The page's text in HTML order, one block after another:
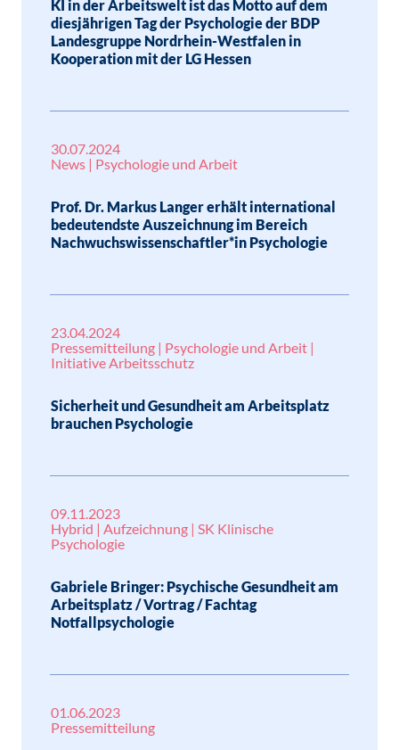
KI in der Arbeitswelt ist das Motto auf dem
diesjährigen Tag der Psychologie der BDP
Landesgruppe Nordrhein-Westfalen in
Kooperation mit der LG Hessen
30.07.2024
News | Psychologie und Arbeit
Prof. Dr. Markus Langer erhält international
bedeutendste Auszeichnung im Bereich
Nachwuchswissenschaftler*in Psychologie
23.04.2024
Pressemitteilung | Psychologie und Arbeit |
Initiative Arbeitsschutz
Sicherheit und Gesundheit am Arbeitsplatz
brauchen Psychologie
09.11.2023
Hybrid | Aufzeichnung | SK Klinische
Psychologie
Gabriele Bringer: Psychische Gesundheit am
Arbeitsplatz / Vortrag / Fachtag
Notfallpsychologie
01.06.2023
Pressemitteilung